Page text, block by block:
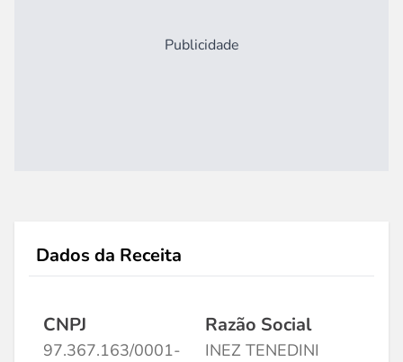
Publicidade
Dados da Receita
CNPJ
97.367.163/0001-
Razão Social
INEZ TENEDINI